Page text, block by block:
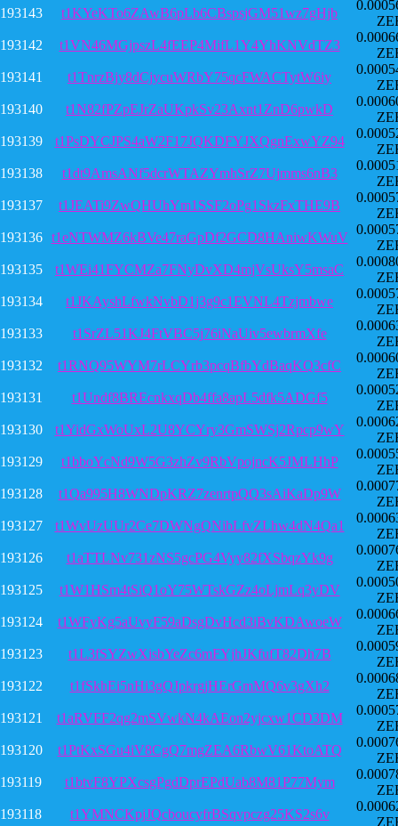
193143
t1KYeKTo6ZAwB6pLb6CBspsjGM51wz7gHjb
193142
t1VN46MGjpszL4fEEP4MifL1Y4YhKNVdTZ3
193141
t1TnrzBjy8dCjycuWRbY75qcFWACTytW6iy
193140
t1N82fPZpEJrZaUKpkSv23Axnt1ZnD6pwkD
193139
t1PsDYCJPS4aW2F17JQKDFYJXQgnExwYZ94
193138
t1dt9AmsANf5dcrWTAZYmhSrZ7Ujmms6nB3
193137
t1JEATi9ZwQHUhYm1SSF2oPg1SkzFxTHE9B
193136 t1eNTWMZ6kBVe47raGpDf2GCD8HAniwKWuV
193135
t1WEi41FYCMZa7FNyDvXD4mjVsUksY5msaC
193134
t1JKAyshLfwkNvbD1j3g9c1EVNL4Tzjmbwe
193133
t1SrZL51KJ4FtVBC5j76iNaUiv5ewbrmXfe
193132
t1RNQ95WYM7rLCYrb3pcqBfbYdBaqKQ3cfC
193131
t1Undf8BREcnkxqDb4ffa8apL5dfk5ADGf5
193130
t1YidGxWoUxL2U8YCYry3GmSWSj2Rpcp9wY
193129
t1bboYcNd9W5G3zhZv9RbVpojncK5JMLHhP
193128
t1Qa995H8WNDpKRZ7zenrtpQQ3sAiKaDp9W
193127
t1WvUzUUr2Ce7DWNgQNibLfvZLhw4dN4Qa1
193126
t1aTTLNv731zNS5gcPG4Vyy82fXSbqzYk9g
193125
t1W1HSm4tSiQ1oY75WTskGZz4oLjmLq3yDV
193124
t1WFyKg5aUvyF59aDsgDvHcd3iBvKDAwoeW
193123
t1L3fSYZwXisbYeZc6mFYjhJKfufT82Dh7B
193122
t1fSkhEi5nHi3gQJpkrgjHErGmMQ6v3gXh2
193121
t1aRVFF2qg2mSVwkN4kAEon2yjcxw1CD3DM
193120
t1PtKxSGu4iV8CgQ7mgZEA6RbwV61KtoATQ
193119
t1btvF8YPXcsgPgdDprEPdUab8M81P77Mym
193118
t1YMNCKpjJQcboucyfrBSqvpczg25KS2s6v